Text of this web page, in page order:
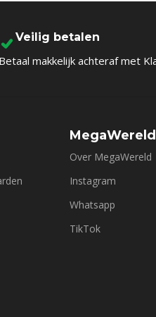
Veilig betalen
Betaal makkelijk achteraf met
MegaWereld
Over MegaWereld
Instagram
Whatsapp
TikTok